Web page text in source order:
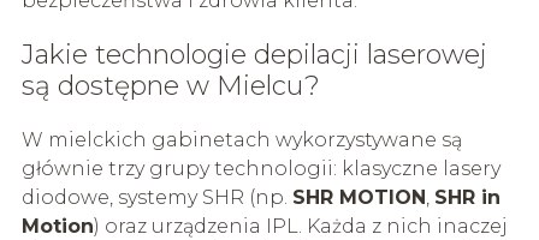
Jakie technologie depilacji laserowej
są dostępne w Mielcu?
W mielckich gabinetach wykorzystywane są
głównie trzy grupy technologii: klasyczne lasery
diodowe, systemy SHR (np. SHR MOTION , SHR in
Motion) oraz urządzenia IPL. Każda z nich inaczej